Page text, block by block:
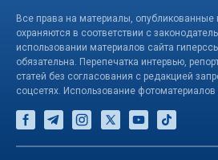
Все права на материалы, опубликованные
охраняются в соответствии с
использовании материалов сайта
обязательна. Перепечатка интервью,
статей без согласования с редакцией
соцсетях. Использование фотоматериалов